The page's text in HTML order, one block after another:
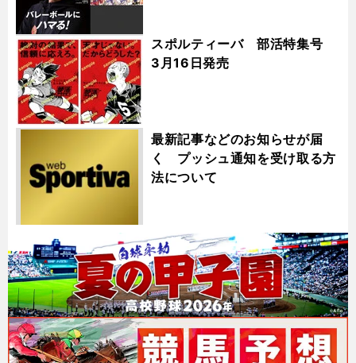
スポルティーバ 部活特集号
3月16日発売
最新記事などのお知らせが届
く プッシュ通知を受け取る方
法について